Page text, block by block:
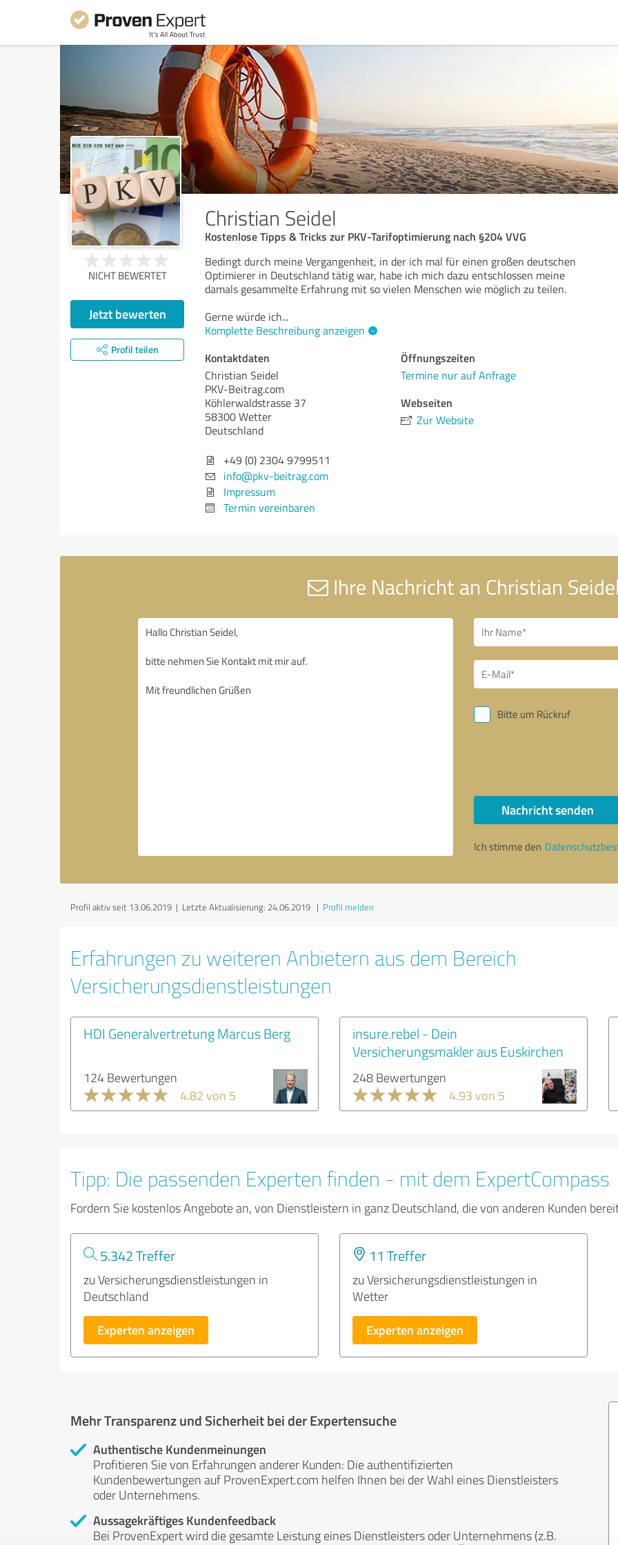
Christian Seidel
Kostenlose Tipps & Tricks zur PKV-Tarifoptimierung nach §204 VVG
NICHT BEWERTET
Jetzt bewerten
Profil teilen
Bedingt durch meine Vergangenheit, in der ich mal für einen großen deutschen
Optimierer in Deutschland tätig war, habe ich mich dazu entschlossen meine
damals gesammelte Erfahrung mit so vielen Menschen wie möglich zu teilen.
Gerne würde ich...
Komplette Beschreibung anzeigen
Kontaktdaten
Christian Seidel
PKV-Beitrag.com
Köhlerwaldstrasse 37
58300 Wetter
Deutschland
+49 (0) 2304 9799511
info@pkv-beitrag.com
Impressum
Termin vereinbaren
Öffnungszeiten
Termine nur auf Anfrage
Webseiten
Zur Website
Ihre Nachricht an Christian
Bitte um Rückruf
Nachricht senden
Ich stimme den
Profil aktiv seit 13.06.2019 | Letzte Aktualisierung: 24.06.2019 | Profil melden
Erfahrungen zu weiteren Anbietern aus dem Bereich
Versicherungsdienstleistungen
HDI Generalvertretung Marcus Berg
124 Bewertungen
4.82 von 5
insure.rebel - Dein
Versicherungsmakler aus Euskirchen
248 Bewertungen
4.93 von 5
Tipp: Die passenden Experten finden - mit dem ExpertCompass
Fordern Sie kostenlos Angebote an, von Dienstleistern in ganz Deutschland, die von anderen Kunden
5.342 Treffer
zu Versicherungsdienstleistungen in
Deutschland
Experten anzeigen
11 Treffer
zu Versicherungsdienstleistungen in
Wetter
Experten anzeigen
Mehr Transparenz und Sicherheit bei der Expertensuche
Authentische Kundenmeinungen
Profitieren Sie von Erfahrungen anderer Kunden: Die authentifizierten
Kundenbewertungen auf ProvenExpert.com helfen Ihnen bei der Wahl eines Dienstleisters
oder Unternehmens.
Aussagekräftiges Kundenfeedback
Bei ProvenExpert wird die gesamte Leistung eines Dienstleisters oder Unternehmens (z.B.